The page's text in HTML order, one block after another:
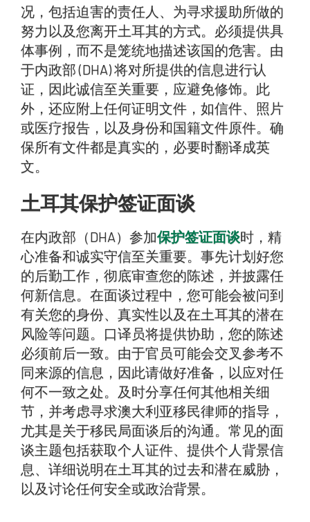
况，包括迫害的责任人、为寻求援助所做的
努力以及您离开土耳其的方式。必须提供具
体事例，而不是笼统地描述该国的危害。由
于内政部 (DHA) 将对所提供的信息进行认
证，因此诚信至关重要，应避免修饰。此
外，还应附上任何证明文件，如信件、照片
或医疗报告，以及身份和国籍文件原件。确
保所有文件都是真实的，必要时翻译成英
文。
土耳其保护签证面谈
在内政部（DHA）参加保护签证面谈时，精
心准备和诚实守信至关重要。事先计划好您
的后勤工作，彻底审查您的陈述，并披露任
何新信息。在面谈过程中，您可能会被问到
有关您的身份、真实性以及在土耳其的潜在
风险等问题。口译员将提供协助，您的陈述
必须前后一致。由于官员可能会交叉参考不
同来源的信息，因此请做好准备，以应对任
何不一致之处。及时分享任何其他相关细
节，并考虑寻求澳大利亚移民律师的指导，
尤其是关于移民局面谈后的沟通。常见的面
谈主题包括获取个人证件、提供个人背景信
息、详细说明在土耳其的过去和潜在威胁，
以及讨论任何安全或政治背景。